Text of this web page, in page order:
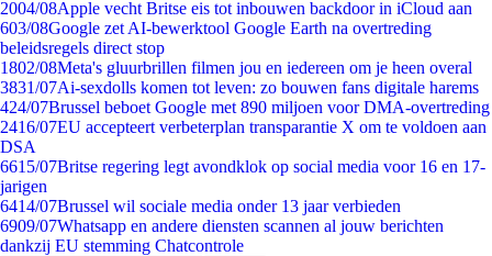
2004/08Apple vecht Britse eis tot inbouwen backdoor in iCloud aan
603/08Google zet AI-bewerktool Google Earth na overtreding
beleidsregels direct stop
1802/08Meta's gluurbrillen filmen jou en iedereen om je heen overal
3831/07Ai-sexdolls komen tot leven: zo bouwen fans digitale harems
424/07Brussel beboet Google met 890 miljoen voor DMA-overtreding
2416/07EU accepteert verbeterplan transparantie X om te voldoen aan
DSA
6615/07Britse regering legt avondklok op social media voor 16 en 17-
jarigen
6414/07Brussel wil sociale media onder 13 jaar verbieden
6909/07Whatsapp en andere diensten scannen al jouw berichten
dankzij EU stemming Chatcontrole